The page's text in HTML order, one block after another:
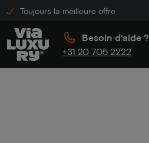
Toujours la meilleure offre
Besoin d'aide ?
+31 20 705 2222